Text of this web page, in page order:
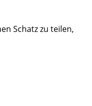
Schatz zu teilen,